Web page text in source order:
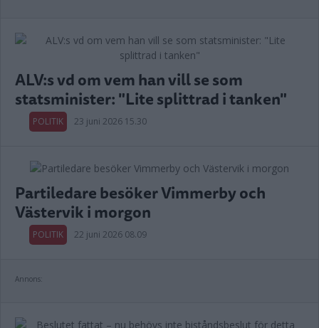
ALV:s vd om vem han vill se som
statsminister: "Lite splittrad i tanken"
POLITIK 23 juni 2026 15.30
Partiledare besöker Vimmerby och
Västervik i morgon
POLITIK 22 juni 2026 08.09
Annons: